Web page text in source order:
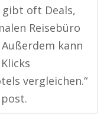
gibt oft Deals,
Reisebüro
kann
vergleichen.“